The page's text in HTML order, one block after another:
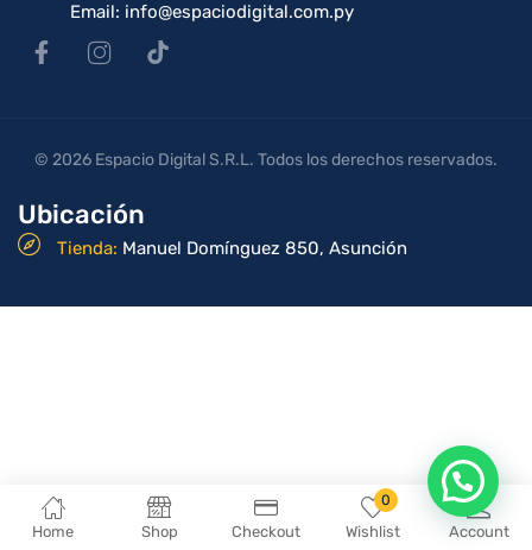
Home Shop Checkout
0
Wishlist Account
Email: info@espaciodigital.com.py
Ubicación
Tienda: Manuel Domínguez 850, Asunción
© 2026 Espacio Digital S.R.L. Todos los derechos reservados.